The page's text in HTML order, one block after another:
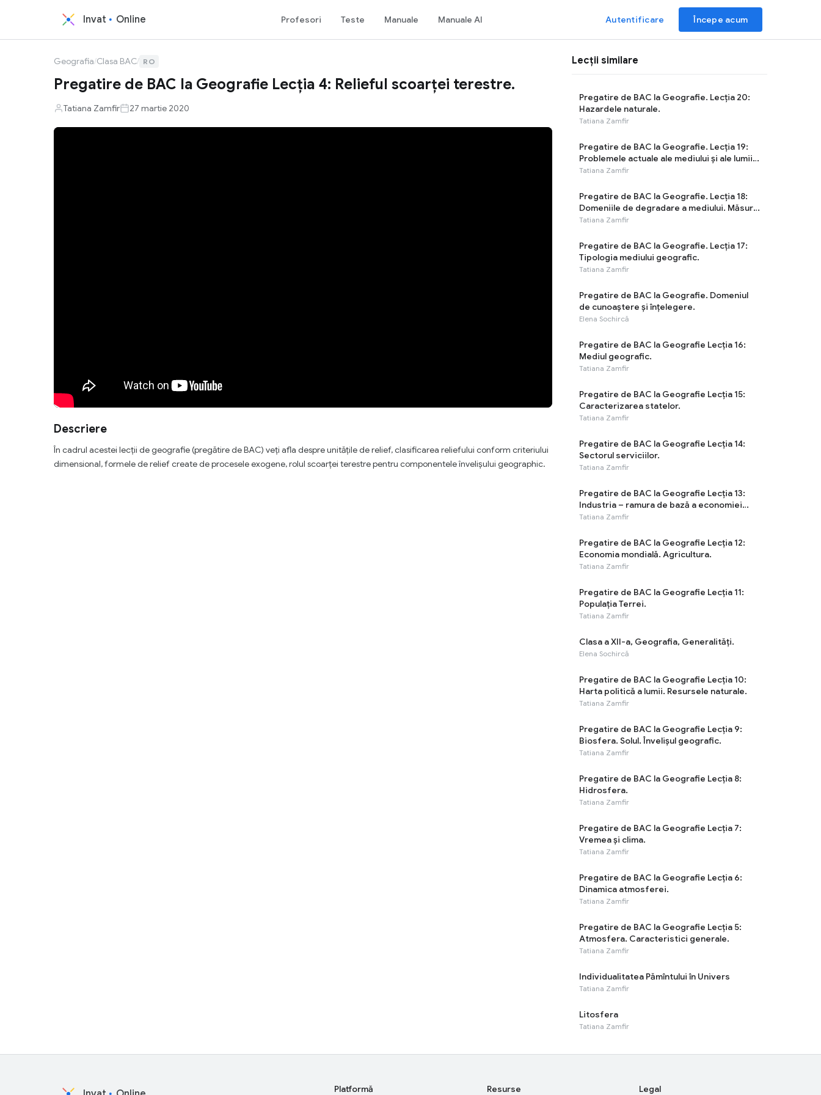
Invat Online Profesori Teste Manuale Manuale AI Autentificare Începe acum
Geografia/Clasa BAC/ RO
Pregatire de BAC la Geografie Lecția 4: Relieful scoarței terestre.
Tatiana Zamfir 27 martie 2020
Descriere
În cadrul acestei lecții de geografie (pregătire de BAC) veți afla despre unitățile de relief, clasificarea reliefului conform criteriului
dimensional, formele de relief create de procesele exogene, rolul scoarței terestre pentru componentele învelișului geographic.
Lecții similare
Pregatire de BAC la Geografie. Lecția 20:
Hazardele naturale.
Tatiana Zamfir
Pregatire de BAC la Geografie. Lecția 19:
Problemele actuale ale mediului și ale lumii
contemporane.
Tatiana Zamfir
Pregatire de BAC la Geografie. Lecția 18:
Domeniile de degradare a mediului. Măsuri
de protecție.
Tatiana Zamfir
Pregatire de BAC la Geografie. Lecția 17:
Tipologia mediului geografic.
Tatiana Zamfir
Pregatire de BAC la Geografie. Domeniul
de cunoaștere și înțelegere.
Elena Sochircă
Pregatire de BAC la Geografie Lecția 16:
Mediul geografic.
Tatiana Zamfir
Pregatire de BAC la Geografie Lecția 15:
Caracterizarea statelor.
Tatiana Zamfir
Pregatire de BAC la Geografie Lecția 14:
Sectorul serviciilor.
Tatiana Zamfir
Pregatire de BAC la Geografie Lecția 13:
Industria – ramura de bază a economiei
moderne.
Tatiana Zamfir
Pregatire de BAC la Geografie Lecția 12:
Economia mondială. Agricultura.
Tatiana Zamfir
Pregatire de BAC la Geografie Lecția 11:
Populația Terrei.
Tatiana Zamfir
Clasa a XII-a, Geografia, Generalități.
Elena Sochircă
Pregatire de BAC la Geografie Lecția 10:
Harta politică a lumii. Resursele naturale.
Tatiana Zamfir
Pregatire de BAC la Geografie Lecția 9:
Biosfera. Solul. Învelișul geografic.
Tatiana Zamfir
Pregatire de BAC la Geografie Lecția 8:
Hidrosfera.
Tatiana Zamfir
Pregatire de BAC la Geografie Lecția 7:
Vremea și clima.
Tatiana Zamfir
Pregatire de BAC la Geografie Lecția 6:
Dinamica atmosferei.
Tatiana Zamfir
Pregatire de BAC la Geografie Lecția 5:
Atmosfera. Caracteristici generale.
Tatiana Zamfir
Individualitatea Pămîntului în Univers
Tatiana Zamfir
Litosfera
Tatiana Zamfir
Platformă Resurse Legal